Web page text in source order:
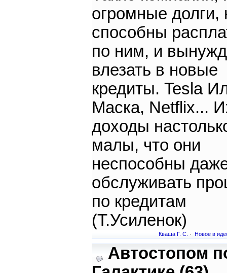
огромные долги,
способны
по ним, и
влезать в новые
кредиты. Tesla
Маска, Netflix...
доходы
малы, что они
неспособны
обслуживать
по кредитам
(Т.Усиленок)
Кваша Г. С. · Новое в
Автостопом